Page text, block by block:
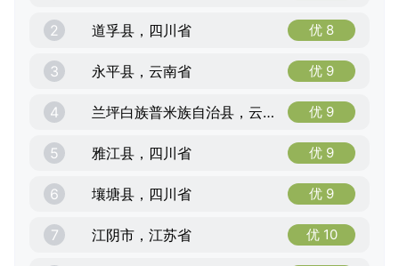
2 道孚县，四川省 优 8
3 永平县，云南省 优 9
4 兰坪白族普米族自治县，云南省 优 9
5 雅江县，四川省 优 9
6 壤塘县，四川省 优 9
7 江阴市，江苏省 优 10